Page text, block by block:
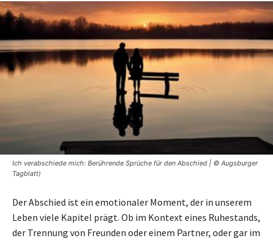
Ich verabschiede mich: Berührende Sprüche für den Abschied | © Augsburger
Tagblatt)
Der Abschied ist ein emotionaler Moment, der in unserem
Leben viele Kapitel prägt. Ob im Kontext eines Ruhestands,
der Trennung von Freunden oder einem Partner, oder gar im